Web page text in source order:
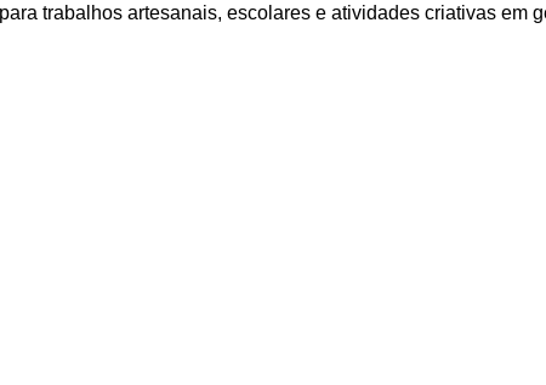
trabalhos artesanais, escolares e atividades criativas em